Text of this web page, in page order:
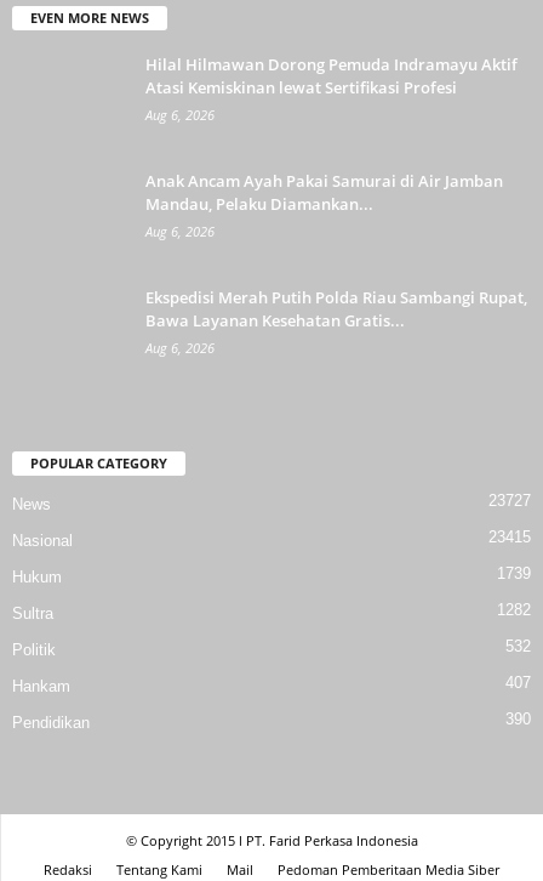
EVEN MORE NEWS
Hilal Hilmawan Dorong Pemuda Indramayu Aktif
Atasi Kemiskinan lewat Sertifikasi Profesi
Aug 6, 2026
Anak Ancam Ayah Pakai Samurai di Air Jamban
Mandau, Pelaku Diamankan...
Aug 6, 2026
Ekspedisi Merah Putih Polda Riau Sambangi Rupat,
Bawa Layanan Kesehatan Gratis...
Aug 6, 2026
POPULAR CATEGORY
News 23727
Nasional 23415
Hukum 1739
Sultra 1282
Politik 532
Hankam 407
Pendidikan 390
© Copyright 2015 l PT. Farid Perkasa Indonesia
Redaksi
Tentang Kami Mail Pedoman Pemberitaan Media Siber